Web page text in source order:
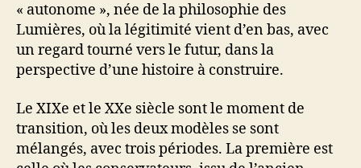
« autonome », née de la philosophie des
Lumières, où la légitimité vient d’en bas, avec
un regard tourné vers le futur, dans la
perspective d’une histoire à construire.
Le XIXe et le XXe siècle sont le moment de
transition, où les deux modèles se sont
mélangés, avec trois périodes. La première est